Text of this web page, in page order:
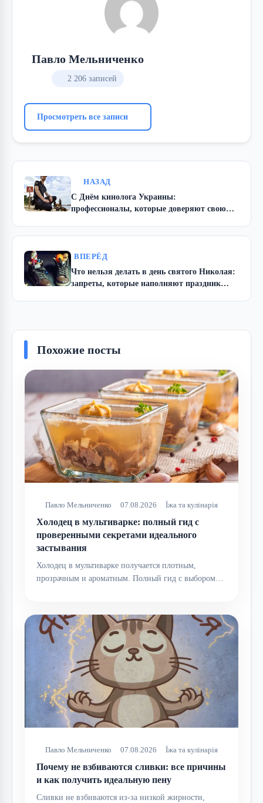
Павло Мельниченко
2 206 записей
Просмотреть все записи
НАЗАД
С Днём кинолога Украины:
профессионалы, которые доверяют свою
ВПЕРЁД
Что нельзя делать в день святого Николая:
запреты, которые наполняют праздник
Похожие посты
Павло Мельниченко 07.08.2026 Їжа та кулінарія
Холодец в мультиварке: полный гид с
проверенными секретами идеального
застывания
Холодец в мультиварке получается плотным,
прозрачным и ароматным. Полный гид с выбором…
Павло Мельниченко 07.08.2026 Їжа та кулінарія
Почему не взбиваются сливки: все причины
и как получить идеальную пену
Сливки не взбиваются из-за низкой жирности,